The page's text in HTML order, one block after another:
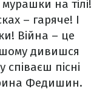
на тілі!
– гаряче! І
Війна – це
дивишся
пісні
Федишин.